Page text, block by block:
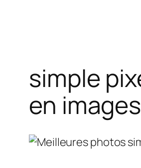
simple
en images